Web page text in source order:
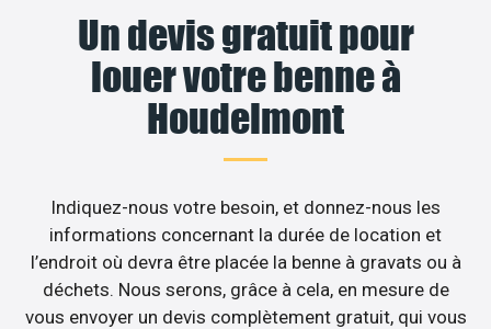
Un devis gratuit pour
louer votre benne à
Houdelmont
Indiquez-nous votre besoin, et donnez-nous les
informations concernant la durée de location et
l’endroit où devra être placée la benne à gravats ou à
déchets. Nous serons, grâce à cela, en mesure de
vous envoyer un devis complètement gratuit, qui vous